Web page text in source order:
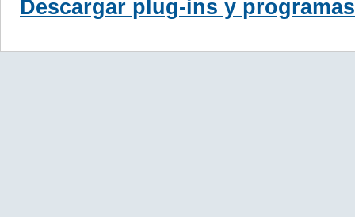
Descargar plug-ins y